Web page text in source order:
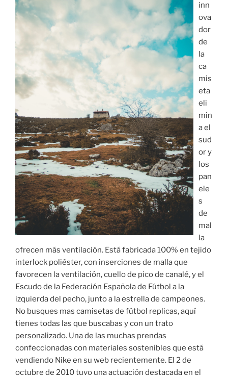
inn
ova
dor
de
la
ca
mis
eta
eli
min
a el
sud
or y
los
pan
ele
s
de
mal
la
ofrecen más ventilación. Está fabricada 100% en tejido
interlock poliéster, con inserciones de malla que
favorecen la ventilación, cuello de pico de canalé, y el
Escudo de la Federación Española de Fútbol a la
izquierda del pecho, junto a la estrella de campeones.
No busques mas camisetas de fútbol replicas, aquí
tienes todas las que buscabas y con un trato
personalizado. Una de las muchas prendas
confeccionadas con materiales sostenibles que está
vendiendo Nike en su web recientemente. El 2 de
octubre de 2010 tuvo una actuación destacada en el